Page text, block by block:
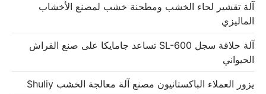
آلة تقشير لحاء الخشب ومطحنة خشب لمصنع الأخشاب
الماليزي
آلة حلاقة سجل SL-600 تساعد جامايكا على صنع الفراش
الحيواني
يزور العملاء الباكستانيون مصنع آلة معالجة الخشب Shuliy